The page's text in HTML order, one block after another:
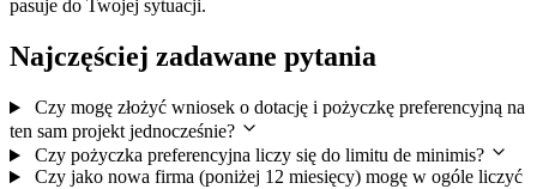
pasuje do Twojej sytuacji.
Najczęściej zadawane pytania
Czy mogę złożyć wniosek o dotację i pożyczkę preferencyjną na
ten sam projekt jednocześnie?
Czy pożyczka preferencyjna liczy się do limitu de minimis?
Czy jako nowa firma (poniżej 12 miesięcy) mogę w ogóle liczyć